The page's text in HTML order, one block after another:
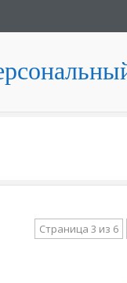
Страница 3 из 6